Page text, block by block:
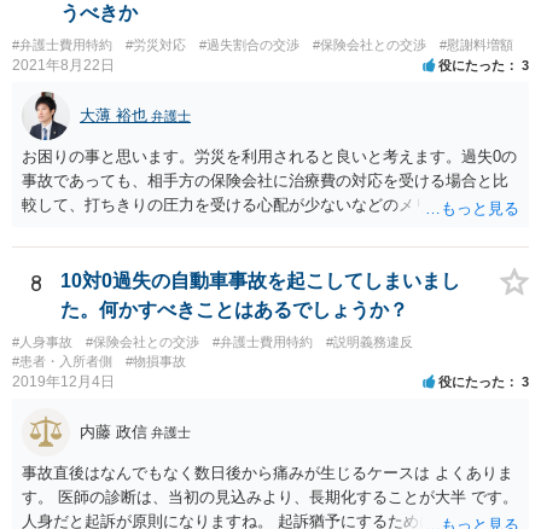
うべきか
#弁護士費用特約 #労災対応 #過失割合の交渉 #保険会社との交渉 #慰謝料増額
2021年8月22日 役にたった 3
大薄 裕也 弁護士
お困りの事と思います。労災を利用されると良いと考えます。過失0の
事故であっても、相手方の保険会社に治療費の対応を受ける場合と比
較して、打ちきりの圧力を受ける心配が少ないなどのメリットがあり
ので、後遺障害申請や賠償交渉など弁護士にご依頼されるメリットが
多々あると考えます。そのため、交通事故を得意とする弁護士にご相
談されることをおすすめいたします。以上ご参考いただけますと幸い
です。
8
10対0過失の自動車事故を起こしてしまいまし
た。何かすべきことはあるでしょうか？
#人身事故 #保険会社との交渉 #弁護士費用特約
#説明義務違反
#患者・入所者側
#物損事故
2019年12月4日 役にたった 3
内藤 政信 弁護士
事故直後はなんでもなく数日後から痛みが生じるケースは よくありま
す。 医師の診断は、当初の見込みより、長期化することが大半 です。
人身だと起訴が原則になりますね。 起訴猶予にするためには、検察官